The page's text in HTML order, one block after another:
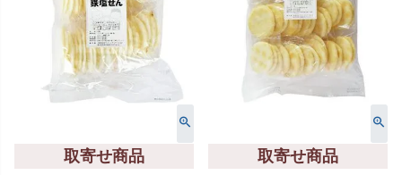
取寄せ商品 取寄せ商品